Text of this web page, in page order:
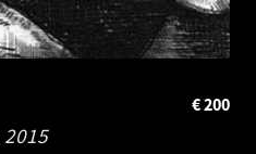
2015
200
€